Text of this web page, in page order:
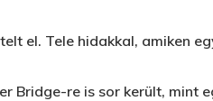
el. Tele hidakkal, amiken
Bridge-re is sor került, mint